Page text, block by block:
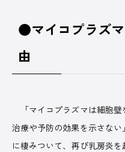
●マイコプラズマ
由
「マイコプラズマは細胞壁
治療や予防の効果を示さな
に棲みついて、再び乳房炎